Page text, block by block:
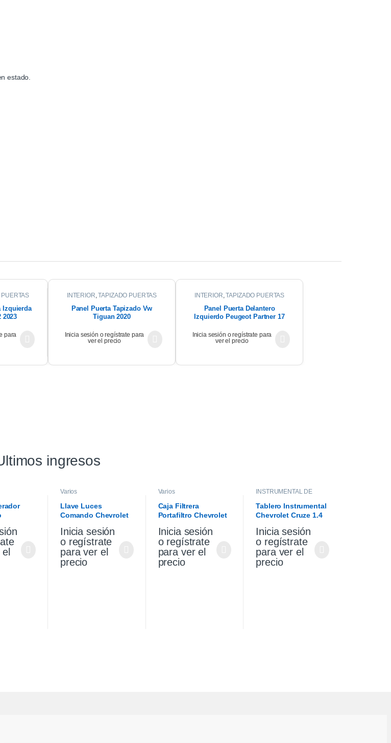
estado.
Izquierda
2023
para
INTERIOR ,TAPIZADO PUERTAS
Panel Puerta Tapizado Vw
Tiguan 2020
Inicia sesión o regístrate para
ver el precio
INTERIOR ,TAPIZADO PUERTAS
Panel Puerta Delantero
Izquierdo Peugeot Partner 17
Inicia sesión o regístrate para
ver el precio
ingresos
21
Varios
Llave Luces
Comando Chevrolet
Inicia sesión
o regístrate
para ver el
precio
Varios
Caja Filtrera
Portafiltro Chevrolet
19/21
Inicia sesión
o regístrate
para ver el
precio
INSTRUMENTAL DE
Tablero Instrumental
Chevrolet Cruze 1.4
Inicia sesión
o regístrate
para ver el
precio